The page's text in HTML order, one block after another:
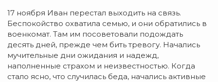
17 ноября Иван перестал выходить на связь.
Беспокойство охватила семью, и они обратились в
военкомат. Там им посоветовали подождать
десять дней, прежде чем бить тревогу. Начались
мучительные дни ожидания и надежд,
наполненные страхом и неизвестностью. Когда
стало ясно, что случилась беда, начались активные